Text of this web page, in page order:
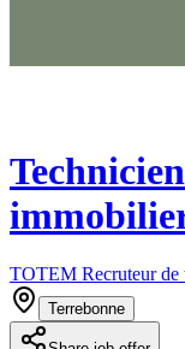
TOTEM Recruteur de
Terrebonne